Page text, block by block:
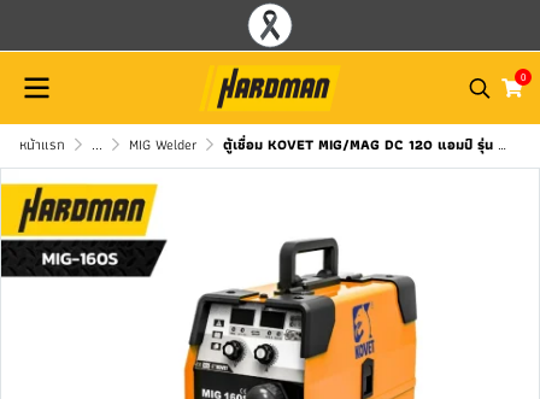
0
หน้าแรก ... MIG Welder ตู้เชื่อม KOVET MIG/MAG DC 120 แอมป์ รุ่น MIG-160S